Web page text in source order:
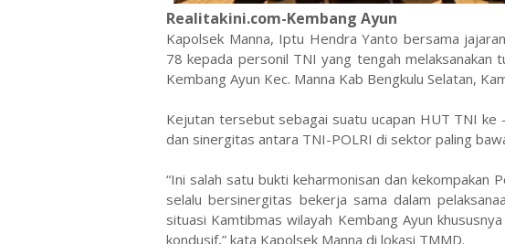
Realitakini.com-Kembang Ayun
Kapolsek Manna, Iptu Hendra Yanto bersama
78 kepada personil TNI yang tengah
Kembang Ayun Kec. Manna Kab Bengkulu Selatan,
Kejutan tersebut sebagai suatu ucapan HUT TNI ke
dan sinergitas antara TNI-POLRI di sektor paling
“Ini salah satu bukti keharmonisan dan kekompakan
selalu bersinergitas bekerja sama dalam
situasi Kamtibmas wilayah Kembang Ayun
kondusif,” kata Kapolsek Manna di lokasi TMMD.